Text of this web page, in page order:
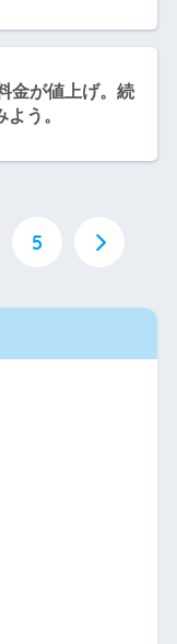
金が値上げ。続
う。
5